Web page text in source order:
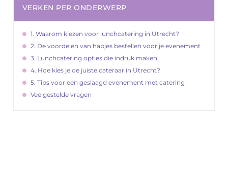
VERKEN PER ONDERWERP
1. Waarom kiezen voor lunchcatering in Utrecht?
2. De voordelen van hapjes bestellen voor je evenement
3. Lunchcatering opties die indruk maken
4. Hoe kies je de juiste cateraar in Utrecht?
5. Tips voor een geslaagd evenement met catering
Veelgestelde vragen